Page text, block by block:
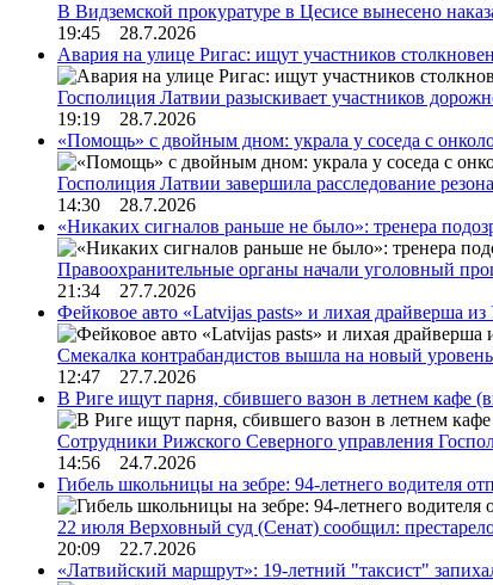
В Видземской прокуратуре в Цесисе вынесено
19:45 28.7.2026
Авария на улице Ригас: ищут участников
Госполиция Латвии разыскивает участников
19:19 28.7.2026
«Помощь» с двойным дном: украла у соседа с
Госполиция Латвии завершила расследование
14:30 28.7.2026
«Никаких сигналов раньше не было»: тренера
Правоохранительные органы начали уголовный
21:34 27.7.2026
Фейковое авто «Latvijas pasts» и лихая драйверша
Смекалка контрабандистов вышла на новый
12:47 27.7.2026
В Риге ищут парня, сбившего вазон в летнем кафе
Сотрудники Рижского Северного управления
14:56 24.7.2026
Гибель школьницы на зебре: 94-летнего водителя
22 июля Верховный суд (Сенат) сообщил:
20:09 22.7.2026
«Латвийский маршрут»: 19-летний "таксист"